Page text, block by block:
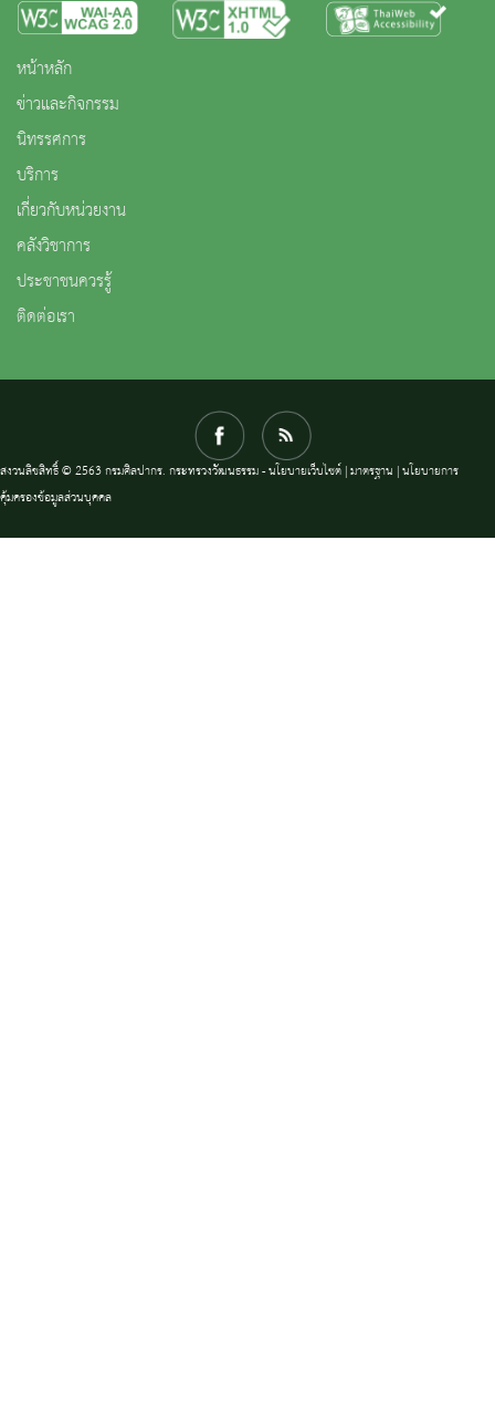
หน้าหลัก
ข่าวและกิจกรรม
นิทรรศการ
บริการ
เกี่ยวกับหน่วยงาน
คลังวิชาการ
ประชาชนควรรู้
ติดต่อเรา
สงวนลิขสิทธิ์ © 2563 กรมศิลปากร. กระทรวงวัฒนธรรม -นโยบายเว็บไซต์|มาตรฐาน |นโยบายการ
คุ้มครองข้อมูลส่วนบุคคล